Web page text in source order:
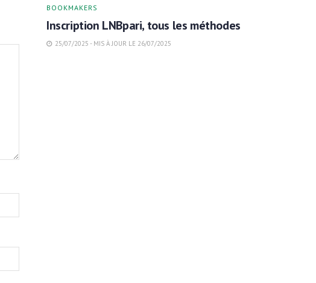
BOOKMAKERS
Inscription LNBpari, tous les méthodes
25/07/2025 - MIS À JOUR LE 26/07/2025